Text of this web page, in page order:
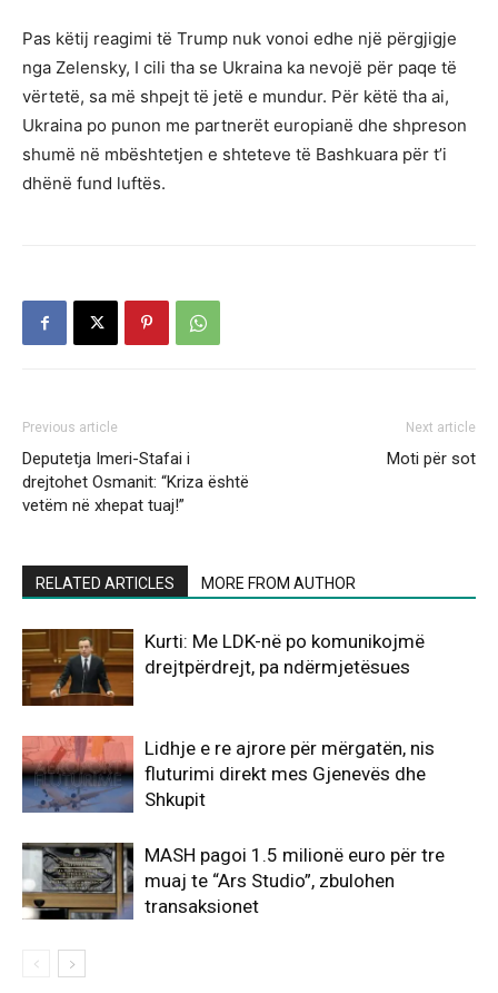
Pas këtij reagimi të Trump nuk vonoi edhe një përgjigje
nga Zelensky, I cili tha se Ukraina ka nevojë për paqe të
vërtetë, sa më shpejt të jetë e mundur. Për këtë tha ai,
Ukraina po punon me partnerët europianë dhe shpreson
shumë në mbështetjen e shteteve të Bashkuara për t’i
dhënë fund luftës.
Previous article
Deputetja Imeri-Stafai i
drejtohet Osmanit: “Kriza është
vetëm në xhepat tuaj!”
Next article
Moti për sot
RELATED ARTICLES MORE FROM AUTHOR
Kurti: Me LDK-në po komunikojmë
drejtpërdrejt, pa ndërmjetësues
Lidhje e re ajrore për mërgatën, nis
fluturimi direkt mes Gjenevës dhe
Shkupit
MASH pagoi 1.5 milionë euro për tre
muaj te “Ars Studio”, zbulohen
transaksionet